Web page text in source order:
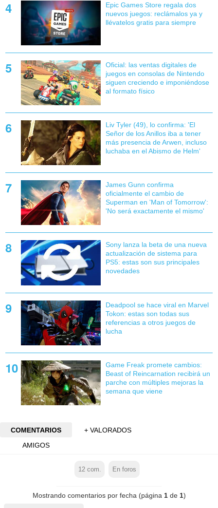
Epic Games Store regala dos
nuevos juegos: reclámalos ya y
llévatelos gratis para siempre
Oficial: las ventas digitales de
juegos en consolas de Nintendo
siguen creciendo e imponiéndose
al formato físico
Liv Tyler (49), lo confirma: 'El
Señor de los Anillos iba a tener
más presencia de Arwen, incluso
luchaba en el Abismo de Helm'
James Gunn confirma
oficialmente el cambio de
Superman en 'Man of Tomorrow':
'No será exactamente el mismo'
Sony lanza la beta de una nueva
actualización de sistema para
PS5: estas son sus principales
novedades
Deadpool se hace viral en Marvel
Tokon: estas son todas sus
referencias a otros juegos de
lucha
Game Freak promete cambios:
Beast of Reincarnation recibirá un
parche con múltiples mejoras la
semana que viene
COMENTARIOS
+ VALORADOS
AMIGOS
12com. En foros
Mostrando comentarios por fecha (página 1de 1)